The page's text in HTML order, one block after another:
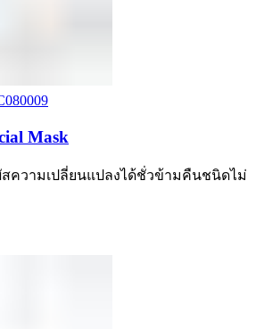
Mask
ความเปลี่ยนแปลงได้ชั่วข้ามคืนชนิดไม่